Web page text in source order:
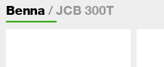
Benna/ JCB 300T